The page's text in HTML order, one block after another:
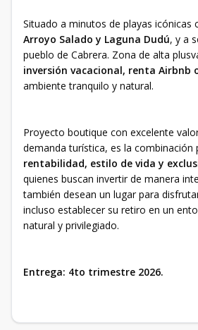
Situado a minutos de playas icónicas
Arroyo Salado y Laguna Dudú, y a
pueblo de Cabrera. Zona de alta
inversión vacacional, renta Airbnb
ambiente tranquilo y natural.
Proyecto boutique con excelente
demanda turística, es la combinación
rentabilidad, estilo de vida y
quienes buscan invertir de manera
también desean un lugar para
incluso establecer su retiro en un
natural y privilegiado.
Entrega: 4to trimestre 2026.